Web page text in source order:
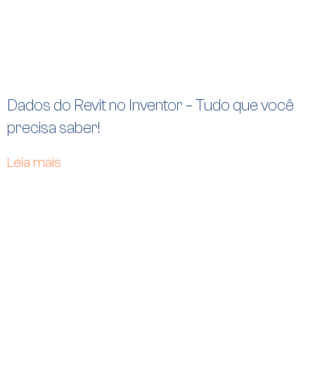
Dados do Revit no Inventor – Tudo que você
precisa saber!
Leia mais